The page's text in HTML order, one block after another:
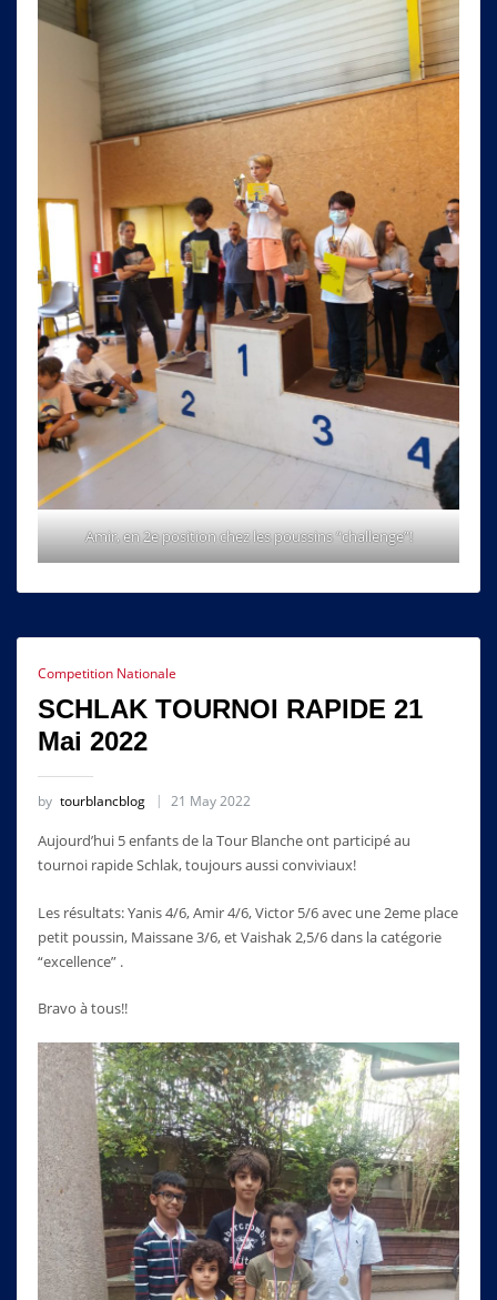
Amir, en 2e position chez les poussins “challenge”!
Competition Nationale
SCHLAK TOURNOI RAPIDE 21
Mai 2022
by tourblancblog 21 May 2022
Aujourd’hui 5 enfants de la Tour Blanche ont participé au
tournoi rapide Schlak, toujours aussi conviviaux!
Les résultats: Yanis 4/6, Amir 4/6, Victor 5/6 avec une 2eme place
petit poussin, Maissane 3/6, et Vaishak 2,5/6 dans la catégorie
“excellence” .
Bravo à tous!!